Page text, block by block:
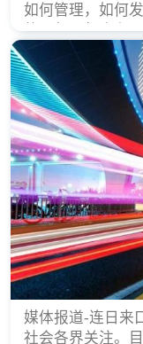
如何管理，如何
的，每天都会有
实一个企业的合
认证体现价值的
做ISO9001认证的
媒体报道-连日来
社会各界关注。